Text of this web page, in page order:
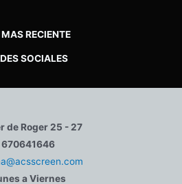
RECIENTE
SOCIALES
de Roger 25 - 27
670641646
a Viernes